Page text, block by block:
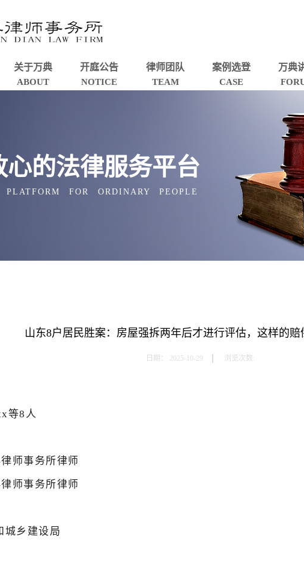
关于万典
ABOUT
开庭公告
NOTICE
律师团队
TEAM
案例选登
CASE
万典
心的法律服务平台
FOR ORDINARY PEOPLE
山东8户居民胜案：房屋强拆两年后才进行评估，这样的赔
日期： 2025-10-29 浏览次数:
等8人
师事务所律师
师事务所律师
城乡建设局